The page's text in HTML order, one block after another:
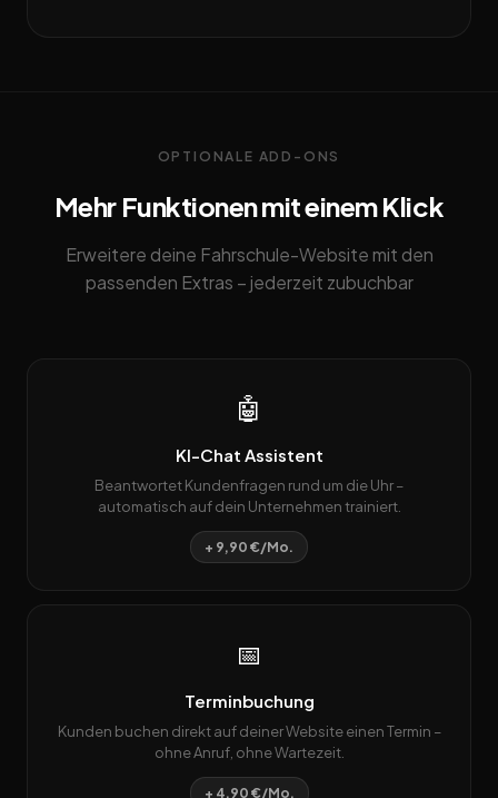
OPTIONALE ADD-ONS
Mehr Funktionen mit einem Klick
Erweitere deine Fahrschule-Website mit den
passenden Extras – jederzeit zubuchbar
🤖
KI-Chat Assistent
Beantwortet Kundenfragen rund um die Uhr –
automatisch auf dein Unternehmen trainiert.
+ 9,90 €/Mo.
📅
Terminbuchung
Kunden buchen direkt auf deiner Website einen Termin –
ohne Anruf, ohne Wartezeit.
+ 4,90 €/Mo.